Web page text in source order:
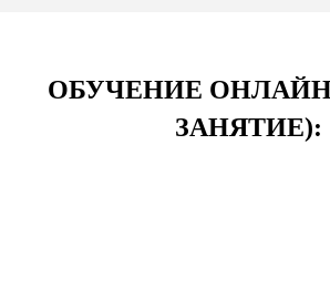
ОБУЧЕНИЕ
ЗАНЯТИЕ):